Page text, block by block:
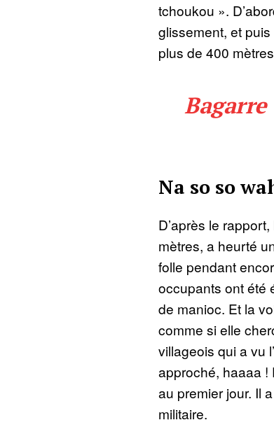
tchoukou ».
glissement, et
plus de 400
Bagarre
Na so so
D’après le
mètres, a heurté
folle pendant
occupants ont été
de manioc. Et la
comme si elle
villageois qui a vu
approché, haaaa !
au premier jour. Il
militaire.